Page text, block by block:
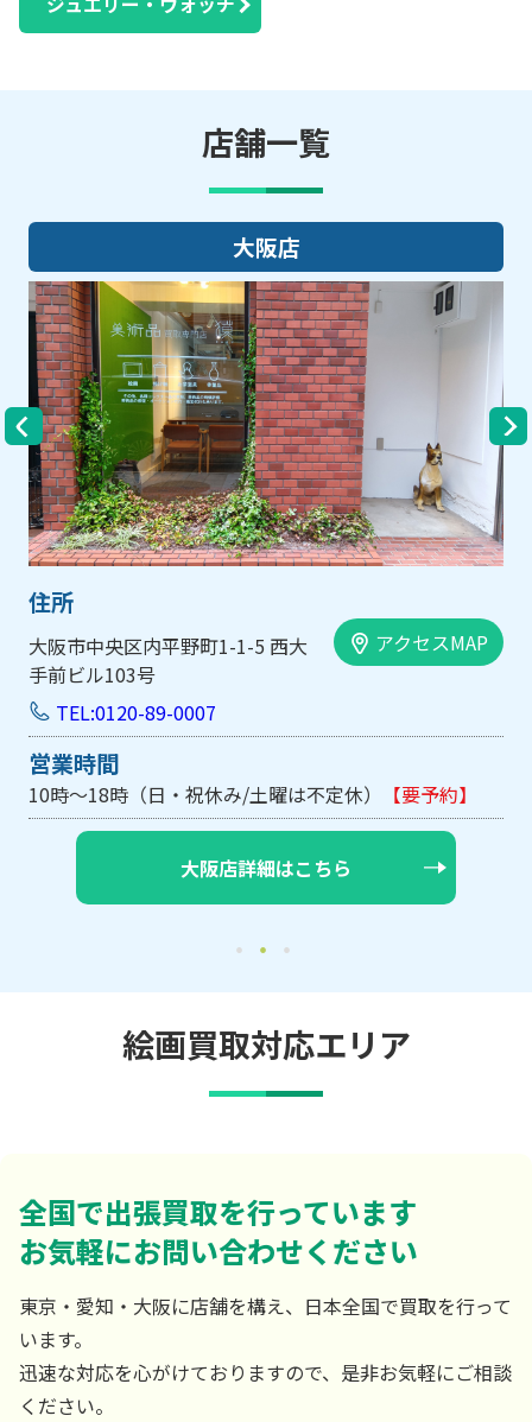
店舗一覧
大阪店
住所
大阪市中央区内平野町1-1-5 西大
手前ビル103号
アクセスMAP
TEL:0120-89-0007
営業時間
10時～18時（日・祝休み/土曜は不定休） 【要予約】
大阪店詳細はこちら
絵画買取対応エリア
全国で出張買取を行っています
お気軽にお問い合わせください
東京・愛知・大阪に店舗を構え、日本全国で買取を行って
います。
迅速な対応を心がけておりますので、是非お気軽にご相談
ください。